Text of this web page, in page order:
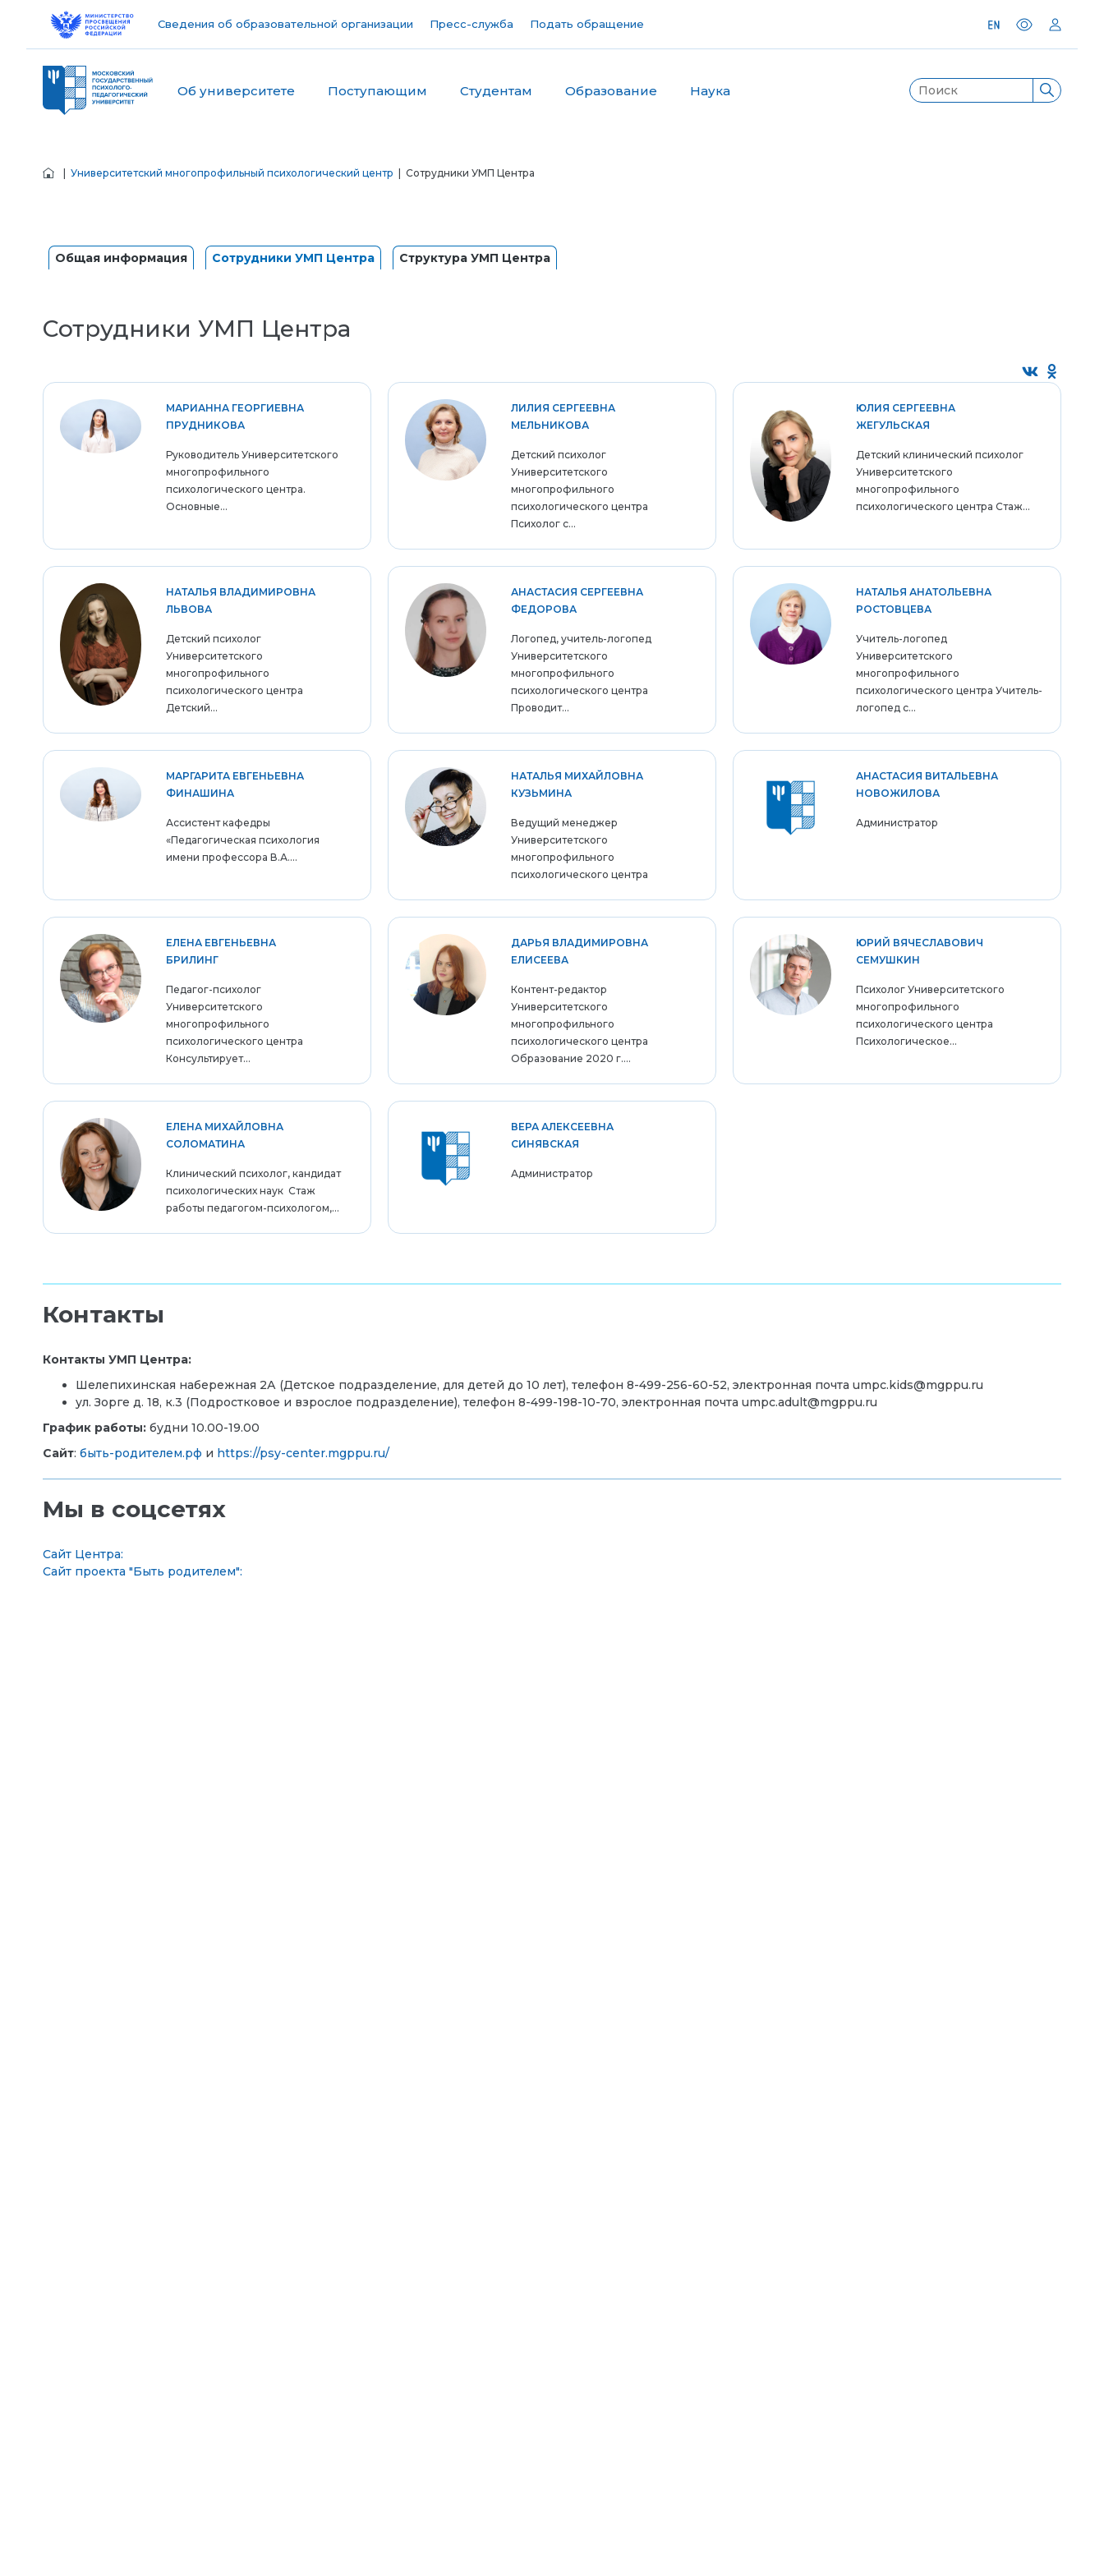
Сведения об образовательной организации Пресс-служба Подать обращение
Об университете Поступающим Студентам Образование Наука
Университетский многопрофильный психологический центр | Сотрудники УМП Центра
Общая информация Сотрудники УМП Центра Структура УМП Центра
Сотрудники УМП Центра
МАРИАННА ГЕОРГИЕВНА
ПРУДНИКОВА
Руководитель Университетского
многопрофильного
психологического центра.
Основные...
ЛИЛИЯ СЕРГЕЕВНА
МЕЛЬНИКОВА
Детский психолог
Университетского
многопрофильного
психологического центра
Психолог с...
ЮЛИЯ СЕРГЕЕВНА
ЖЕГУЛЬСКАЯ
Детский клинический психолог
Университетского
многопрофильного
психологического центра Стаж...
НАТАЛЬЯ ВЛАДИМИРОВНА
ЛЬВОВА
Детский психолог
Университетского
многопрофильного
психологического центра
Детский...
АНАСТАСИЯ СЕРГЕЕВНА
ФЕДОРОВА
Логопед, учитель-логопед
Университетского
многопрофильного
психологического центра
Проводит...
НАТАЛЬЯ АНАТОЛЬЕВНА
РОСТОВЦЕВА
Учитель-логопед
Университетского
многопрофильного
психологического центра Учитель-
логопед с...
МАРГАРИТА ЕВГЕНЬЕВНА
ФИНАШИНА
Ассистент кафедры
«Педагогическая психология
имени профессора В.А....
НАТАЛЬЯ МИХАЙЛОВНА
КУЗЬМИНА
Ведущий менеджер
Университетского
многопрофильного
психологического центра
АНАСТАСИЯ ВИТАЛЬЕВНА
НОВОЖИЛОВА
Администратор
ЕЛЕНА ЕВГЕНЬЕВНА
БРИЛИНГ
Педагог-психолог
Университетского
многопрофильного
психологического центра
Консультирует...
ДАРЬЯ ВЛАДИМИРОВНА
ЕЛИСЕЕВА
Контент-редактор
Университетского
многопрофильного
психологического центра
Образование 2020 г....
ЮРИЙ ВЯЧЕСЛАВОВИЧ
СЕМУШКИН
Психолог Университетского
многопрофильного
психологического центра
Психологическое...
ЕЛЕНА МИХАЙЛОВНА
СОЛОМАТИНА
Клинический психолог, кандидат
психологических наук Стаж
работы педагогом-психологом,...
ВЕРА АЛЕКСЕЕВНА
СИНЯВСКАЯ
Администратор
Контакты
Контакты УМП Центра:
Шелепихинская набережная 2А (Детское подразделение, для детей до 10 лет), телефон 8-499-256-60-52, электронная почта umpc.kids@mgppu.ru
ул. Зорге д. 18, к.3 (Подростковое и взрослое подразделение), телефон 8-499-198-10-70, электронная почта umpc.adult@mgppu.ru
График работы: будни 10.00-19.00
Сайт: быть-родителем.рф и https://psy-center.mgppu.ru/
Мы в соцсетях
Сайт Центра:
Сайт проекта "Быть родителем":